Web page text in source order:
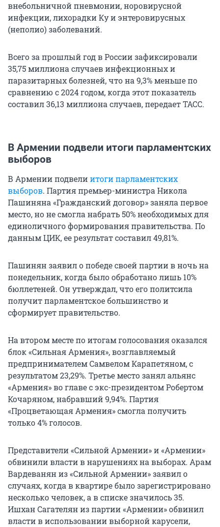
внебольничной пневмонии, норовирусной
инфекции, лихорадки Ку и энтеровирусных
(неполио) заболеваний.
Всего за прошлый год в России зафиксировали
35,75 миллиона случаев инфекционных и
паразитарных болезней, что на 9,3% меньше по
сравнению с 2024 годом, когда этот показатель
составил 36,13 миллиона случаев, передает ТАСС.
В Армении подвели итоги парламентских
выборов
В Армении подвелиитоги парламентских
выборов. Партия премьер-министра Никола
Пашиняна «Гражданский договор» заняла первое
место, но не смогла набрать 50% необходимых для
единоличного формирования правительства. По
данным ЦИК, ее результат составил 49,81%.
Пашинян заявил о победе своей партии в ночь на
понедельник, когда было обработано лишь 10%
бюллетеней. Он утверждал, что его политсила
получит парламентское большинство и
сформирует правительство.
На втором месте по итогам голосования оказался
блок «Сильная Армения», возглавляемый
предпринимателем Самвелом Карапетяном, с
результатом 23,29%. Третье место занял альянс
«Армения» во главе с экс-президентом Робертом
Кочаряном, набравший 9,94%. Партия
«Процветающая Армения» смогла получить
только 4% голосов.
Представители «Сильной Армении» и «Армении»
обвинили власти в нарушениях на выборах. Арам
Вардеванян из «Сильной Армении» заявил о
случаях, когда в квартире было зарегистрировано
несколько человек, а в списке значилось 35.
Ишхан Сагателян из партии «Армении» обвинил
власти в использовании выборной карусели,